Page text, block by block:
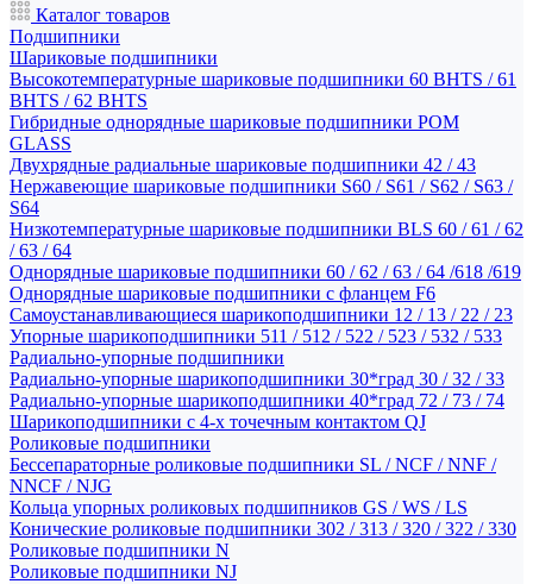
Каталог товаров
Подшипники
Шариковые подшипники
Высокотемпературные шариковые подшипники 60 BHTS / 61
BHTS / 62 BHTS
Гибридные однорядные шариковые подшипники POM
GLASS
Двухрядные радиальные шариковые подшипники 42 / 43
Нержавеющие шариковые подшипники S60 / S61 / S62 / S63 /
S64
Низкотемпературные шариковые подшипники BLS 60 / 61 / 62
/ 63 / 64
Однорядные шариковые подшипники 60 / 62 / 63 / 64 /618 /619
Однорядные шариковые подшипники с фланцем F6
Самоустанавливающиеся шарикоподшипники 12 / 13 / 22 / 23
Упорные шарикоподшипники 511 / 512 / 522 / 523 / 532 / 533
Радиально-упорные подшипники
Радиально-упорные шарикоподшипники 30*град 30 / 32 / 33
Радиально-упорные шарикоподшипники 40*град 72 / 73 / 74
Шарикоподшипники с 4-х точечным контактом QJ
Роликовые подшипники
Бессепараторные роликовые подшипники SL / NCF / NNF /
NNCF / NJG
Кольца упорных роликовых подшипников GS / WS / LS
Конические роликовые подшипники 302 / 313 / 320 / 322 / 330
Роликовые подшипники N
Роликовые подшипники NJ